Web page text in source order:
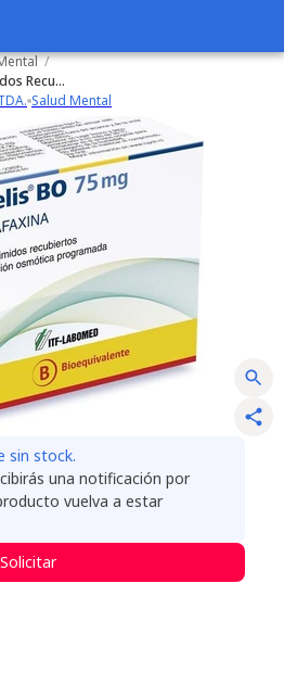
/
Zarelis BO 75 mg x 30 Comprimidos Recubiertos
Salud Mental
sin stock.
una notificación por
vuelva a estar
Solicitar